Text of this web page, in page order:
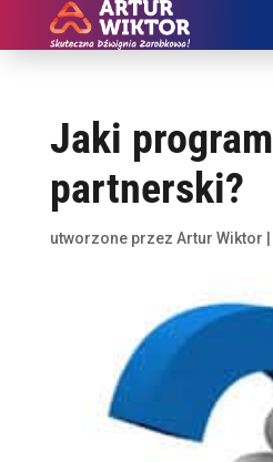
Jaki program
partnerski?
utworzone przez Artur Wiktor